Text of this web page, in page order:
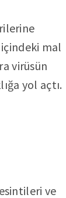
mal
virüsün
yol açtı.
ve